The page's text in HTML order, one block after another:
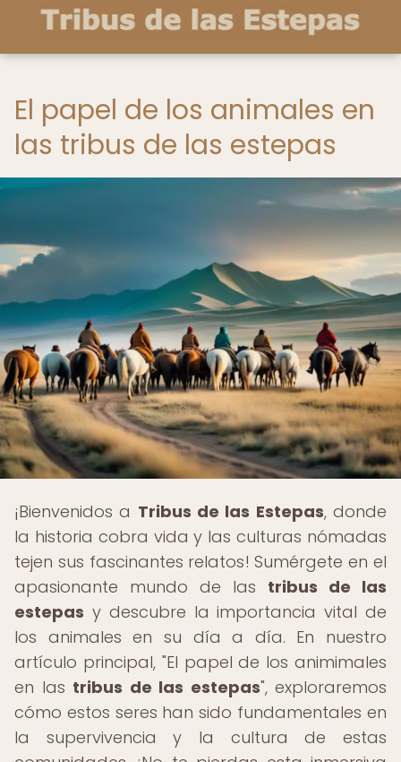
El papel de los animales en
las tribus de las estepas
¡Bienvenidos a Tribus de las Estepas, donde
la historia cobra vida y las culturas nómadas
tejen sus fascinantes relatos! Sumérgete en el
apasionante mundo de las tribus de las
estepas y descubre la importancia vital de
los animales en su día a día. En nuestro
artículo principal, "El papel de los animimales
en las tribus de las estepas", exploraremos
cómo estos seres han sido fundamentales en
la supervivencia y la cultura de estas